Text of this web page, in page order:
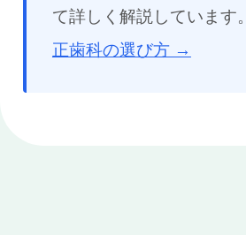
て詳しく解説しています。
正歯科の選び方 →